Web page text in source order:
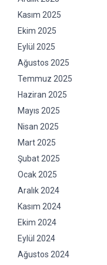
Kasım 2025
Ekim 2025
Eylül 2025
Ağustos 2025
Temmuz 2025
Haziran 2025
Mayıs 2025
Nisan 2025
Mart 2025
Şubat 2025
Ocak 2025
Aralık 2024
Kasım 2024
Ekim 2024
Eylül 2024
Ağustos 2024